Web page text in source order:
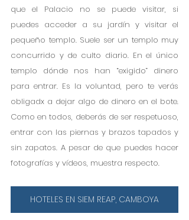
que el Palacio no se puede visitar, si
puedes acceder a su jardín y visitar el
pequeño templo. Suele ser un templo muy
concurrido y de culto diario. En el único
templo dónde nos han “exigido” dinero
para entrar. Es la voluntad, pero te verás
obligadx a dejar algo de dinero en el bote.
Como en todos, deberás de ser respetuoso,
entrar con las piernas y brazos tapados y
sin zapatos. A pesar de que puedes hacer
fotografías y vídeos, muestra respecto.
HOTELES EN SIEM REAP, CAMBOYA